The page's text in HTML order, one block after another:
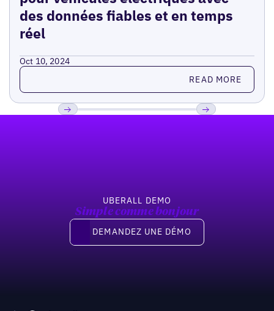
des données fiables et en temps
réel
Oct 10, 2024
Read more READ MORE
UBERALL DEMO
Simple comme bonjour
Demandez une démo
DEMANDEZ UNE DÉMO